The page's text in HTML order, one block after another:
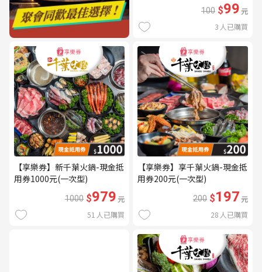
100 $99元
3 人已購買
【享樂券】新千葉火鍋-現金抵
用券1000元(一次型)
1000 $979元
51 人已購買
【享樂券】享千葉火鍋-現金抵
用券200元(一次型)
200 $197元
28 人已購買